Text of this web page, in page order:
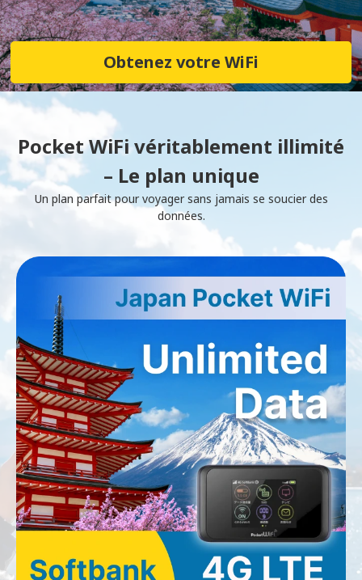
Obtenez votre WiFi
Pocket WiFi véritablement illimité
– Le plan unique
Un plan parfait pour voyager sans jamais se soucier des
données.